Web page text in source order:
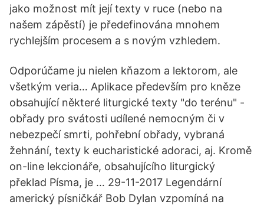
jako možnost mít její texty v ruce (nebo na
našem zápěstí) je předefinována mnohem
rychlejším procesem a s novým vzhledem.
Odporúčame ju nielen kňazom a lektorom, ale
všetkým veria… ‎Aplikace především pro kněze
obsahující některé liturgické texty "do terénu" -
obřady pro svátosti udílené nemocným či v
nebezpečí smrti, pohřební obřady, vybraná
žehnání, texty k eucharistické adoraci, aj. Kromě
on-line lekcionáře, obsahujícího liturgický
překlad Písma, je … 29-11-2017 Legendární
americký písničkář Bob Dylan vzpomíná na